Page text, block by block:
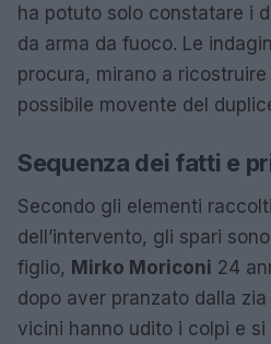
ha potuto solo constatare i
da arma da fuoco. Le
procura, mirano a ricostruire
possibile movente del
Sequenza dei fatti e
Secondo gli elementi
dell’intervento, gli spari
figlio, Mirko Moriconi 24
dopo aver pranzato dalla zia
vicini hanno udito i colpi e